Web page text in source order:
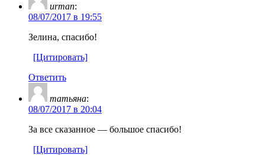
urman:
08/07/2017 в 19:55
Зелина, спасибо!
[Цитировать]
Ответить
татьяна:
08/07/2017 в 20:04
За все сказанное — большое спасибо!
[Цитировать]